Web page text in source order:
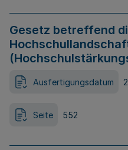
Gesetz betreffend
Ausfertigungsdatum
Seite 552